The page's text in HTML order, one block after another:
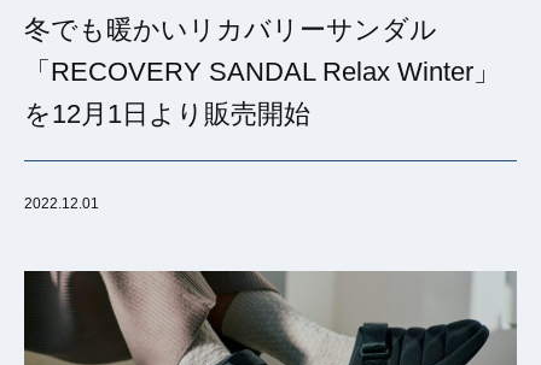
冬でも暖かいリカバリーサンダル
「RECOVERY SANDAL Relax Winter」
を12月1日より販売開始
2022.12.01